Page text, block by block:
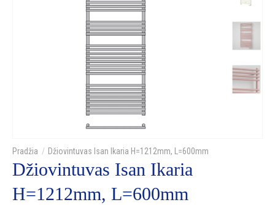
Džiovintuvas Isan Ikaria H=1212mm, L=600mm
Džiovintuvas Isan Ikaria
H=1212mm, L=600mm